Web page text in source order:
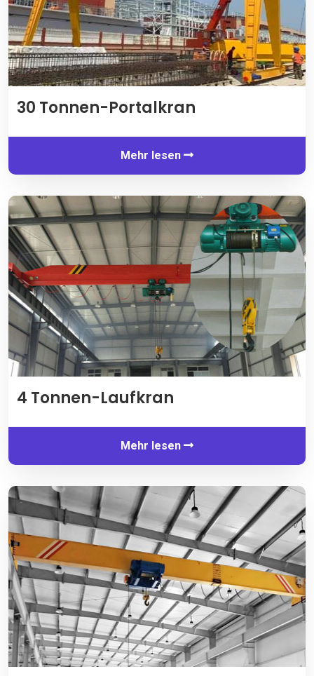
30 Tonnen-Portalkran
Mehr lesen
4 Tonnen-Laufkran
Mehr lesen